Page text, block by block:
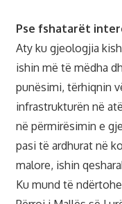
Pse fshatarët
Aty ku gjeologjia
ishin më të mëdha
punësimi, tërhiqnin
infrastrukturën në
në përmirësimin e
pasi të ardhurat në
malore, ishin
Ku mund të